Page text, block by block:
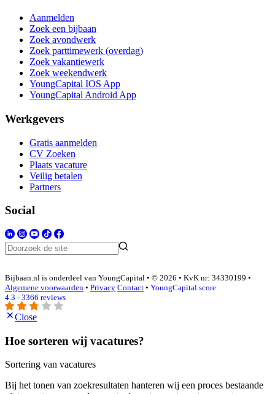
Aanmelden
Zoek een bijbaan
Zoek avondwerk
Zoek parttimewerk (overdag)
Zoek vakantiewerk
Zoek weekendwerk
YoungCapital IOS App
YoungCapital Android App
Werkgevers
Gratis aanmelden
CV Zoeken
Plaats vacature
Veilig betalen
Partners
Social
Bijbaan.nl is onderdeel van YoungCapital • © 2026 • KvK nr: 34330199 •
Algemene voorwaarden • Privacy Contact • YoungCapital score
4.3 - 3366 reviews
Close
Hoe sorteren wij vacatures?
Sortering van vacatures
Bij het tonen van zoekresultaten hanteren wij een proces bestaande